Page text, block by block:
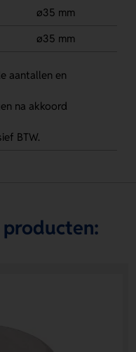
ø35 mm
ø35 mm
aantallen en
na akkoord
BTW.